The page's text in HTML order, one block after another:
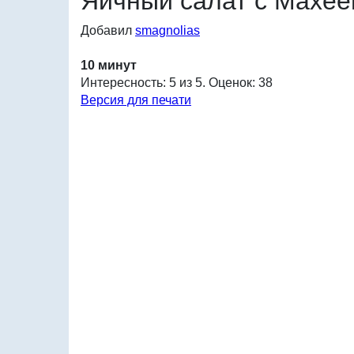
Добавил smagnolias
10 минут
Интересность: 5 из 5. Оценок: 38
Версия для печати